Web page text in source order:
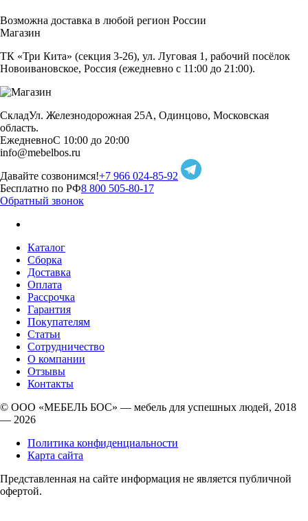
Возможна доставка в любой регион России
Магазин
ТК «Три Кита» (секция 3-26), ул. Луговая 1, рабочий посёлок
Новоивановское, Россия (ежедневно с 11:00 до 21:00).
СкладУл. Железнодорожная 25А, Одинцово, Московская
область.
ЕжедневноС 10:00 до 20:00
info@mebelbos.ru
Давайте созвонимся!+7 966 024-85-92
Бесплатно по РФ8 800 505-80-17
Обратный звонок
Каталог
Сборка
Доставка
Оплата
Рассрочка
Гарантия
Покупателям
Статьи
Сотрудничество
О компании
Отзывы
Контакты
© ООО «МЕБЕЛЬ БОС» — мебель для успешных людей, 2018
— 2026
Политика конфиденциальности
Карта сайта
Представленная на сайте информация не является публичной
офертой.